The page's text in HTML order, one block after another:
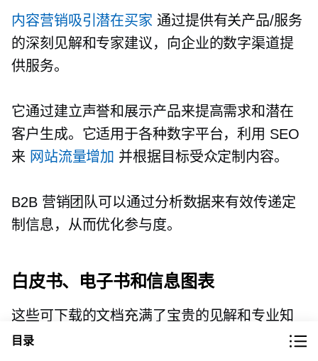
内容营销吸引潜在买家 通过提供有关产品/服务
的深刻见解和专家建议，向企业的数字渠道提
供服务。
它通过建立声誉和展示产品来提高需求和潜在
客户生成。它适用于各种数字平台，利用 SEO
来 网站流量增加 并根据目标受众定制内容。
B2B 营销团队可以通过分析数据来有效传递定
制信息，从而优化参与度。
白皮书、电子书和信息图表
这些可下载的文档充满了宝贵的见解和专业知
识，可以作为独立资产以各种方式加以利用。
目录